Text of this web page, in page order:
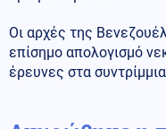
Οι αρχές της
επίσημο απολογισμό
έρευνες στα